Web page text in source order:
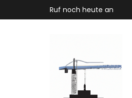
Inhalt
Ruf noch heute an